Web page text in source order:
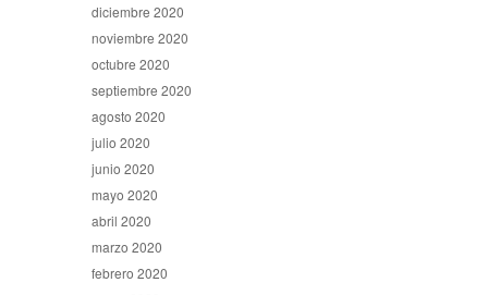
diciembre 2020
noviembre 2020
octubre 2020
septiembre 2020
agosto 2020
julio 2020
junio 2020
mayo 2020
abril 2020
marzo 2020
febrero 2020